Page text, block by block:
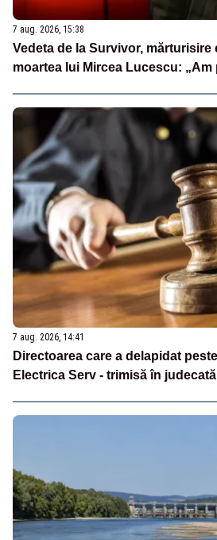
7 aug. 2026, 15:38
Vedeta de la Survivor,
moartea lui Mircea Lucescu: „Am
7 aug. 2026, 14:41
Directoarea care a delapidat
Electrica Serv - trimisă în judecată